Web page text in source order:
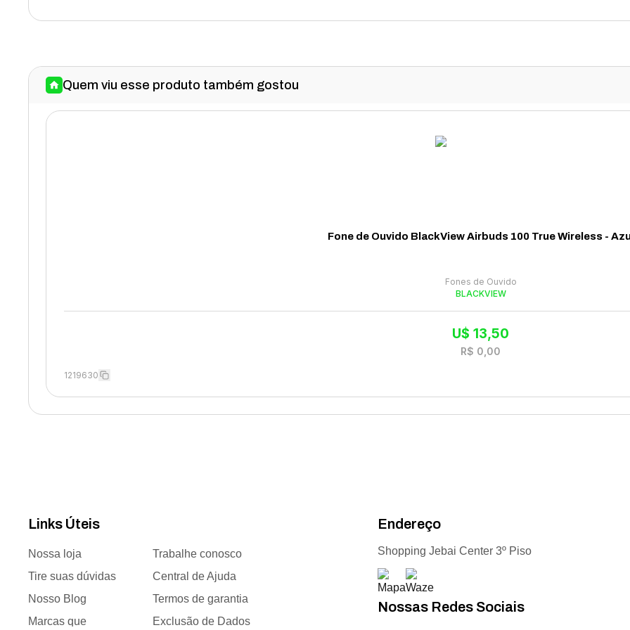
Quem viu esse produto também gostou
Fone de Ouvido BlackView Airbuds 100 True Wireless -
Fones de Ouvido
BLACKVIEW
U$13,50
R$ 0,00
1219630
Links Úteis
Nossa loja
Trabalhe conosco
Tire suas dúvidas
Central de Ajuda
Nosso Blog
Termos de garantia
Marcas que
Exclusão de Dados
Endereço
Shopping Jebai Center 3º Piso
Nossas Redes Sociais